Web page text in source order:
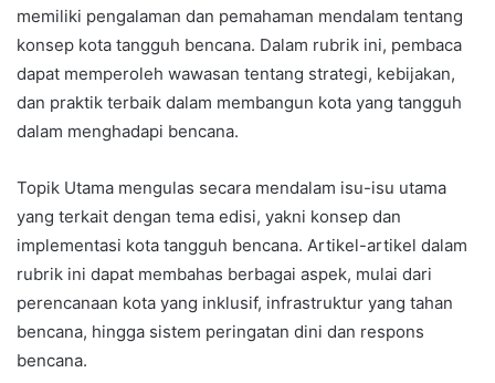
memiliki pengalaman dan pemahaman mendalam tentang
konsep kota tangguh bencana. Dalam rubrik ini, pembaca
dapat memperoleh wawasan tentang strategi, kebijakan,
dan praktik terbaik dalam membangun kota yang tangguh
dalam menghadapi bencana.
Topik Utama mengulas secara mendalam isu-isu utama
yang terkait dengan tema edisi, yakni konsep dan
implementasi kota tangguh bencana. Artikel-artikel dalam
rubrik ini dapat membahas berbagai aspek, mulai dari
perencanaan kota yang inklusif, infrastruktur yang tahan
bencana, hingga sistem peringatan dini dan respons
bencana.